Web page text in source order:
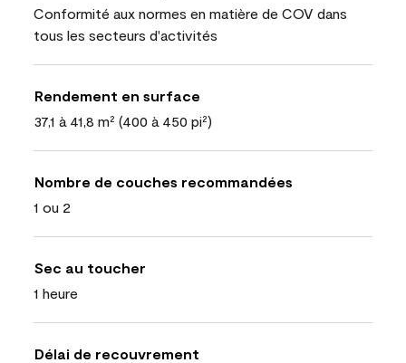
Conformité aux normes en matière de COV dans
tous les secteurs d'activités
Rendement en surface
37,1 à 41,8 m² (400 à 450 pi²)
Nombre de couches recommandées
1 ou 2
Sec au toucher
1 heure
Délai de recouvrement